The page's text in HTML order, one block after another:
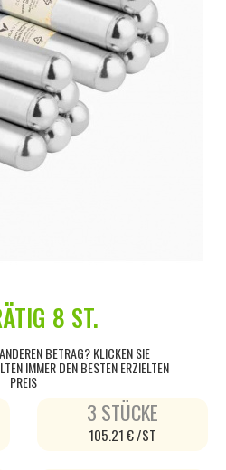
8 ST.
BETRAG? KLICKEN SIE
IMMER DEN BESTEN ERZIELTEN
PREIS
3 STÜCKE
105.21 € /ST